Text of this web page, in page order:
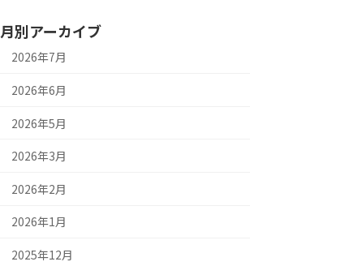
月別アーカイブ
2026年7月
2026年6月
2026年5月
2026年3月
2026年2月
2026年1月
2025年12月